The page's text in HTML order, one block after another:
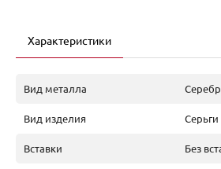
Характеристики
Вид металла
Вид изделия Серьги
Вставки Без